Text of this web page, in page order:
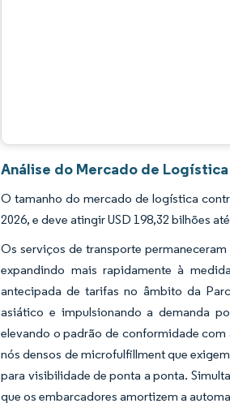
Análise do Mercado de
O tamanho do mercado de logística
2026, e deve atingir USD 198,32 bilhões
Os serviços de transporte
expandindo mais rapidamente à
antecipada de tarifas no âmbito da
asiático e impulsionando a demanda
elevando o padrão de conformidade
nós densos de microfulfillment que
para visibilidade de ponta a ponta.
que os embarcadores amortizem a